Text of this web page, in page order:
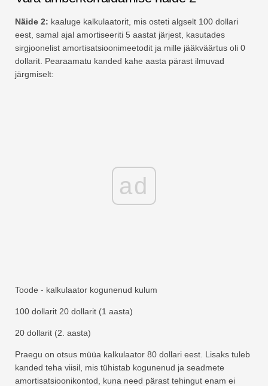
Näide 2: kaaluge kalkulaatorit, mis osteti algselt 100 dollari
eest, samal ajal amortiseeriti 5 aastat järjest, kasutades
sirgjoonelist amortisatsioonimeetodit ja mille jääkväärtus oli 0
dollarit. Pearaamatu kanded kahe aasta pärast ilmuvad
järgmiselt:
ad
Toode - kalkulaator kogunenud kulum
100 dollarit 20 dollarit (1 aasta)
20 dollarit (2. aasta)
Praegu on otsus müüa kalkulaator 80 dollari eest. Lisaks tuleb
kanded teha viisil, mis tühistab kogunenud ja seadmete
amortisatsioonikontod, kuna need pärast tehingut enam ei